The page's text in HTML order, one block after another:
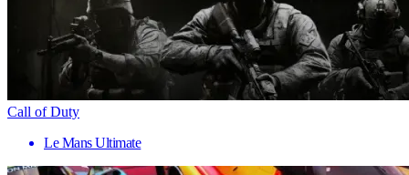
Call of Duty
Le Mans Ultimate